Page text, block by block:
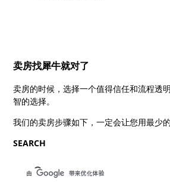
卖房找犀牛就对了
卖房的时候，选择一个值得信任和流程透
智的选择。
我们的卖房步骤如下，一定会让您用最少
SEARCH